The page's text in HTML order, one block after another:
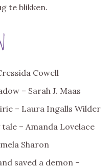
te blikken.
Cowell
– Sarah J. Maas
– Laura Ingalls Wilder
– Amanda Lovelace
Sharon
saved a demon –